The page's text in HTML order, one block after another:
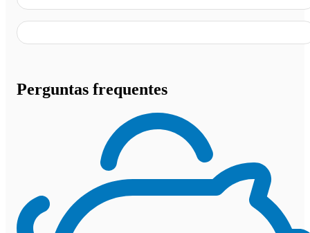
Perguntas frequentes